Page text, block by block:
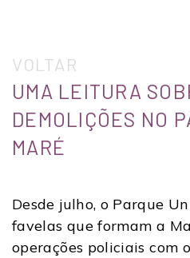
VOLTAR
UMA LEITURA
DEMOLIÇÕES NO
MARÉ
Desde julho, o Parque
favelas que formam a
operações policiais com